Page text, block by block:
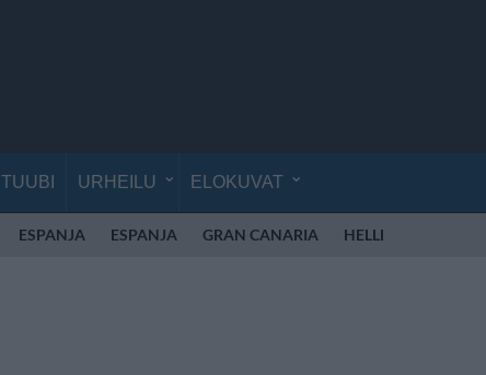
TUUBI URHEILU ELOKUVAT
ESPANJA ESPANJA GRAN CANARIA HELLE